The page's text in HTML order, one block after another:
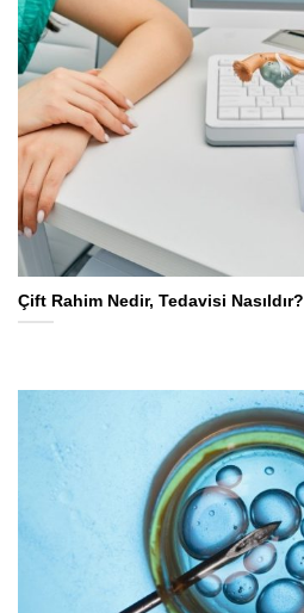
Çift Rahim Nedir, Tedavisi Nasıldır?